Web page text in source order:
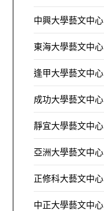
中興大學藝文中心
東海大學藝文中心
逢甲大學藝文中心
成功大學藝文中心
靜宜大學藝文中心
亞洲大學藝文中心
正修科大藝文中心
中正大學藝文中心